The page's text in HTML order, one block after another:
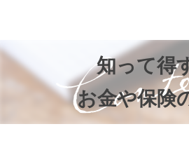
知って得するお金
子供と家族の未来を考
参加者の声
知って得
お金や保険